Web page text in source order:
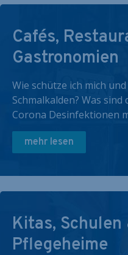
Cafés,
Gastronomien
Wie schütze ich mich
Schmalkalden? Was
Corona Desinfektionen
mehr lesen
Kitas, Schulen
Pflegeheime